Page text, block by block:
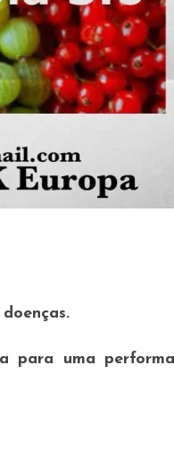
para uma